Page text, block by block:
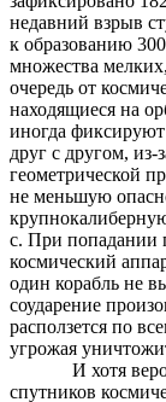
недавний взрыв
к образованию
множества
очередь от
находящиеся на
иногда фиксируют
друг с другом, из-
геометрической
не меньшую
с. При попадании
космический
один корабль не
соударение
расползется по
угрожая
И хотя
спутников